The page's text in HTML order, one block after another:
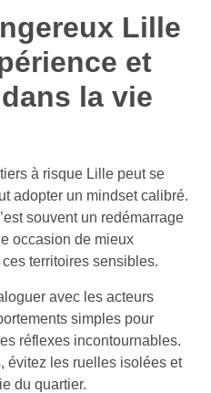
Lille
et
la vie
à risque Lille peut se
adopter un mindset calibré.
souvent un redémarrage
occasion de mieux
territoires sensibles.
avec les acteurs
simples pour
réflexes incontournables.
évitez les ruelles isolées et
du quartier.